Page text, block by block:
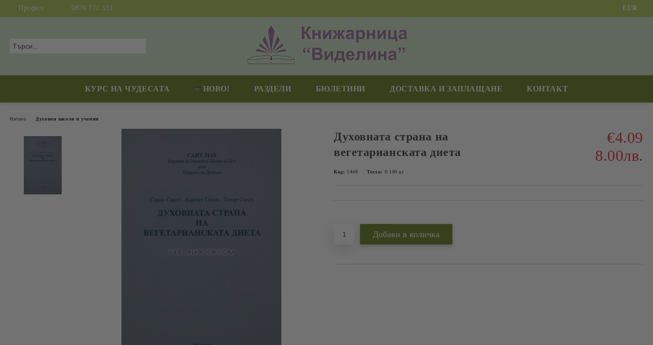
Профил 0876 771 331 EUR
КУРС НА ЧУДЕСАТА НОВО! РАЗДЕЛИ БЮЛЕТИНИ ДОСТАВКА И ЗАПЛАЩАНЕ КОНТАКТ
Начало Духовни школи и учения
Духовната страна на
вегетарианската диета
€4.09
8.00лв.
Код: 1448 Тегло: 0.100 кг